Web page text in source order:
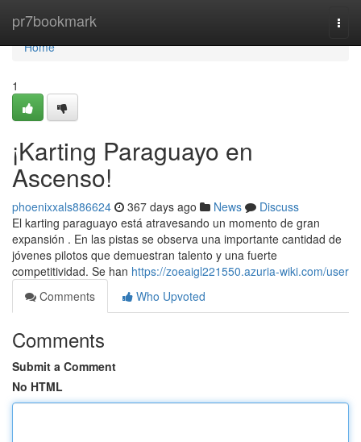
pr7bookmark
Home
Home
1
¡Karting Paraguayo en
Ascenso!
phoenixxals886624 367 days ago News
Discuss
El karting paraguayo está atravesando un momento de gran
expansión . En las pistas se observa una importante cantidad de
jóvenes pilotos que demuestran talento y una fuerte
competitividad. Se han https://zoeaigl221550.azuria-wiki.com/user
Comments
Who Upvoted
Comments
Submit a Comment
No HTML